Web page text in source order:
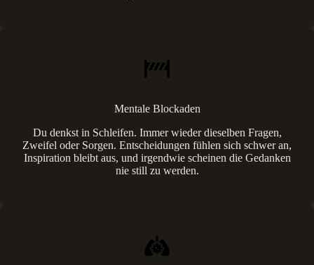
Mentale Blockaden
Du denkst in Schleifen. Immer wieder dieselben Fragen,
Zweifel oder Sorgen. Entscheidungen fühlen sich schwer an,
Inspiration bleibt aus, und irgendwie scheinen die Gedanken
nie still zu werden.